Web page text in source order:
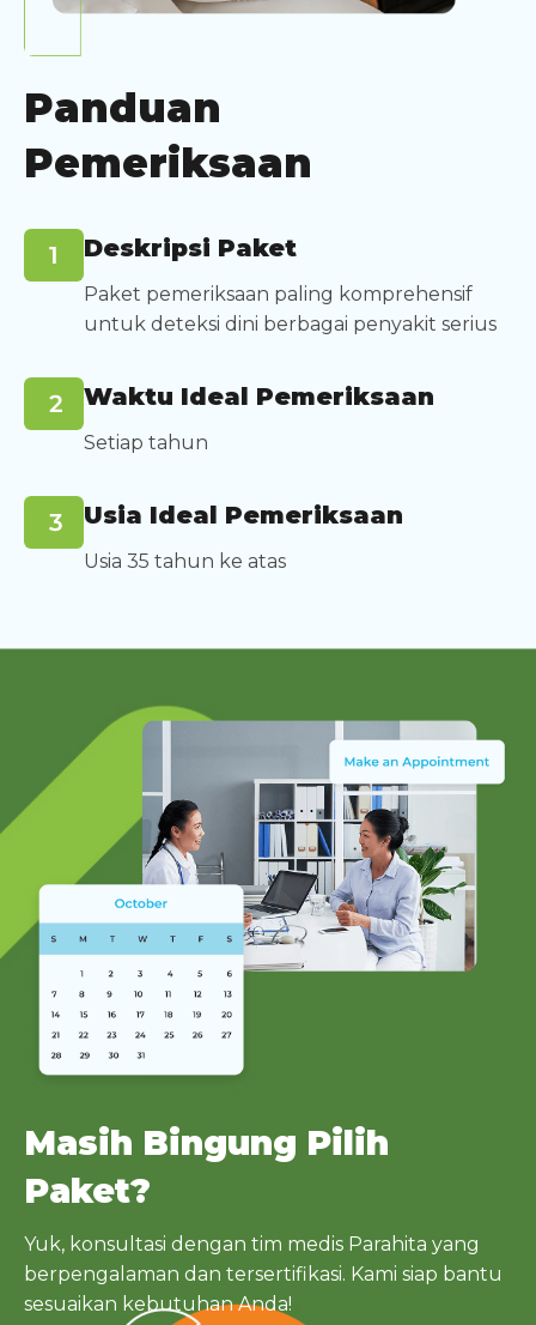
Panduan
Pemeriksaan
Deskripsi Paket
Paket pemeriksaan paling komprehensif
untuk deteksi dini berbagai penyakit serius
Waktu Ideal Pemeriksaan
Setiap tahun
Usia Ideal Pemeriksaan
Usia 35 tahun ke atas
Masih Bingung Pilih
Paket?
Yuk, konsultasi dengan tim medis Parahita yang
berpengalaman dan tersertifikasi. Kami siap bantu
sesuaikan kebutuhan Anda!